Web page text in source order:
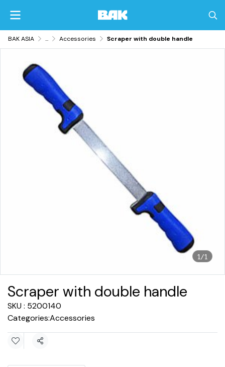
BAK ASIA ... Accessories Scraper with double handle
1/1
Scraper with double handle
SKU : 5200140
Categories:Accessories
Share